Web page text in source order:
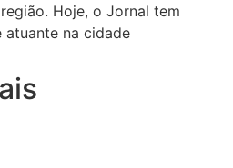
Hoje, o Jornal tem
na cidade